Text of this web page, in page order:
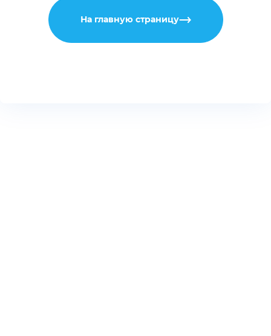
На главную страницу